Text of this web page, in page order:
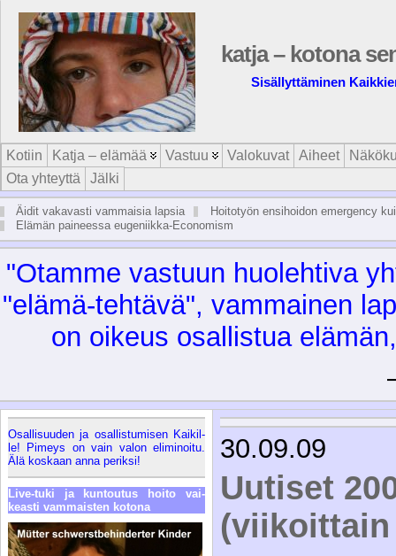
katja – kotona
Sisällyttäminen
Kotiin Katja – elämää Vastuu Valokuvat Aiheet
Ota yhteyttä
Jälki
Äidit vakavasti vammaisia lapsia
Hoitotyön ensihoidon emergency
Elämän paineessa eugeniikka-Economism
"Otam­me vas­tuun huo­leh­ti­va
"elä­mä-teh­tä­vä", vam­mai­nen
on oi­keus osal­lis­tua
Osal­li­suu­den ja osal­lis­tu­mi­sen Kai­kil­
le! Pi­meys on vain va­lon eli­mi­noi­tu.
Älä kos­kaan an­na pe­rik­si!
Li­ve-tu­ki ja kun­tou­tus hoi­to vai­
keas­ti vam­mais­ten ko­to­na
30.09.09
Uutiset